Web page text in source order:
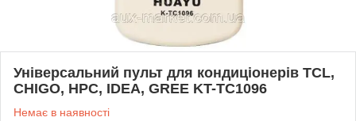
Універсальний пульт для кондиціонерів TCL,
CHIGO, HPC, IDEA, GREE KT-TC1096
Немає в наявності